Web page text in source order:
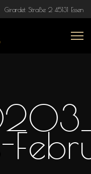
Girardet Straße 2 45131 Essen